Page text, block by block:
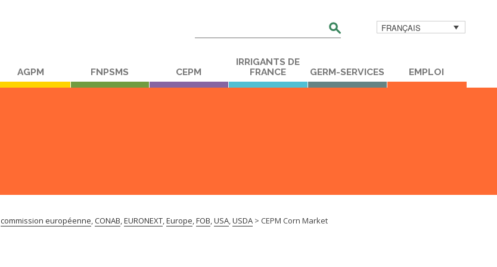
:
FRANÇAIS
AGPM FNPSMS CEPM
IRRIGANTS DE
FRANCE
GERM-SERVICES EMPLOI
commission européenne,CONAB,EURONEXT,Europe,FOB,USA,USDA > CEPM Corn Market